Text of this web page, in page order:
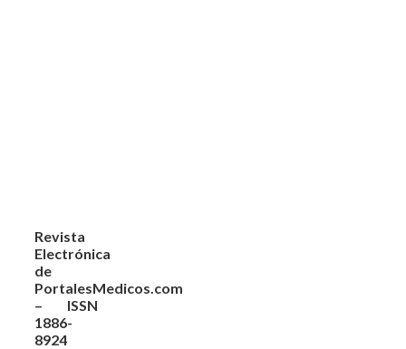
Revista
Electrónica
de
PortalesMedicos.com
– ISSN
1886-
8924